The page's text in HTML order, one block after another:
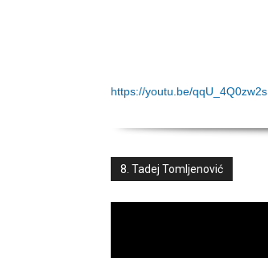
https://youtu.be/qqU_4Q0zw2s
8. Tadej Tomljenović